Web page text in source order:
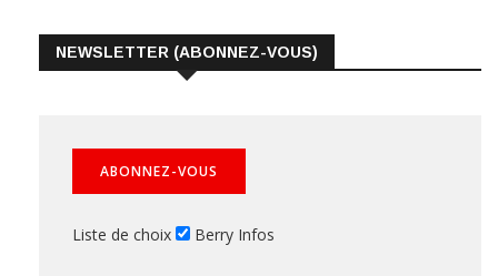
NEWSLETTER (ABONNEZ-VOUS)
Liste de choix Berry Infos